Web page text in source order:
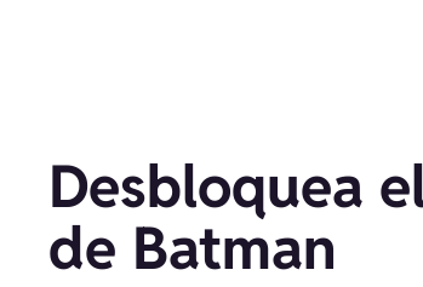
Desbloquea
de Batman